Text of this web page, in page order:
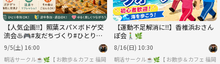
【人気企画‼️】照葉スパ×ボドゲ交
流会♨️🎮#友だちづくり#ひとり参
加ＯＫ！
9/5(土) 16:00
朝活サークル☕️🌿【 お散歩＆カフェ作業会 】
福岡
【運動不足解消に‼️】香椎浜おさん
ぽ会🚶‍♂️🌿
8/16(日) 10:30
朝活サークル☕️🌿【 お散歩＆カフェ作業
福岡